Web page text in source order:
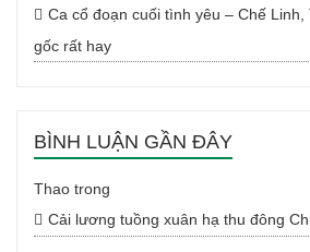
Ca cổ đoạn cuối tình yêu – Chế Linh,
gốc rất hay
BÌNH LUẬN GẦN ĐÂY
Thao trong
Cải lương tuồng xuân hạ thu đông